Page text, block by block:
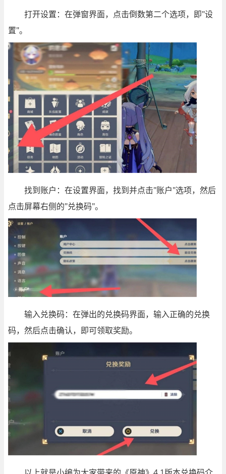
打开设置：在弹窗界面，点击倒数第二个选项，即"设
置"。
找到账户：在设置界面，找到并点击"账户"选项，然后
点击屏幕右侧的"兑换码"。
输入兑换码：在弹出的兑换码界面，输入正确的兑换
码，然后点击确认，即可领取奖励。